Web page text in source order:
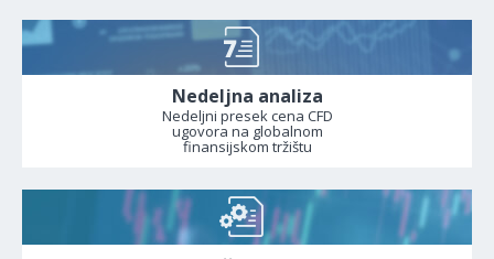
Nedeljna analiza
Nedeljni presek cena CFD
ugovora na globalnom
finansijskom tržištu